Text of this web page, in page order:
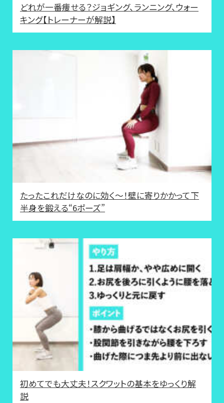
どれが一番痩せる？ジョギング、ランニング、ウォー
キング【トレーナーが解説】
たったこれだけなのに効く～！壁に寄りかかって下
半身を鍛える“6ポーズ”
初めてでも大丈夫！スクワットの基本をゆっくり解
説